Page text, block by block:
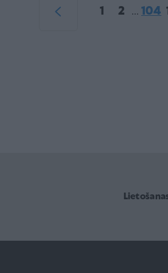
1 2 ... 104